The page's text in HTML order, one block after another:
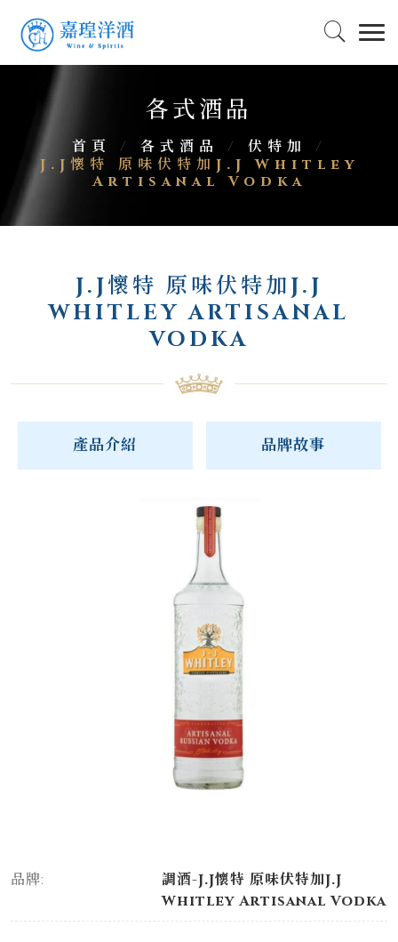
各式酒品
首頁 / 各式酒品 / 伏特加
/
J.J懷特 原味伏特加J.J Whitley
Artisanal Vodka
J.J懷特 原味伏特加J.J
WHITLEY ARTISANAL
VODKA
產品介紹 品牌故事
品牌:
調酒-J.J懷特 原味伏特加J.J
Whitley Artisanal Vodka